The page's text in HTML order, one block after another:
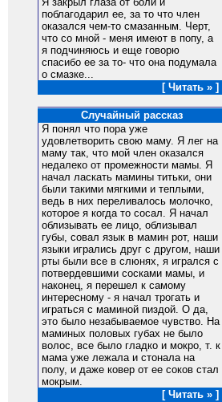
поблагодарил ее, за то что член
оказался чем-то смазанным. Черт,
что со мной - меня имеют в попу, а
я подчиняюсь и еще говорю
спасибо ее за то- что она подумала
о смазке...
[ Читать » ]
Случайный рассказ
Я понял что пора уже
удовлетворить свою маму. Я лег на
маму так, что мой член оказался
недалеко от промежности мамы. Я
начал ласкать мамины титьки, они
были такими мягкими и теплыми,
ведь в них переливалось молочко,
которое я когда то сосал. Я начал
облизывать ее лицо, облизывал
губы, совал язык в мамин рот, наши
языки игрались друг с другом, наши
рты были все в слюнях, я игрался с
потвердевшими сосками мамы, и
наконец, я перешел к самому
интересному - я начал трогать и
играться с маминой пиздой. О да,
это было незабываемое чувство. На
маминых половых губах не было
волос, все было гладко и мокро, т. к
мама уже лежала и стонала на
полу, и даже ковер от ее соков стал
мокрым.
[ Читать » ]